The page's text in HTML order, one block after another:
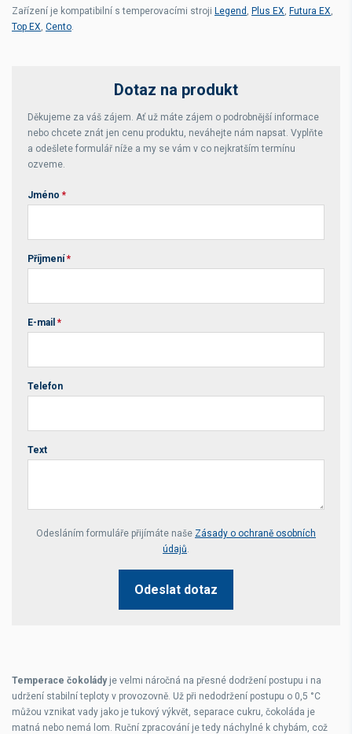
Zařízení je kompatibilní s temperovacími stroji Legend , Plus EX, Futura EX,
Top EX, Cento.
Dotaz na produkt
Děkujeme za váš zájem. Ať už máte zájem o podrobnější informace
nebo chcete znát jen cenu produktu, neváhejte nám napsat. Vyplňte
a odešlete formulář níže a my se vám v co nejkratším termínu
ozveme.
Jméno *
Příjmení *
E-mail *
Telefon
Text
Your website *
Odesláním formuláře přijímáte naše Zásady o ochraně osobních
údajů.
Odeslat dotaz
Temperace čokoládyje velmi náročná na přesné dodržení postupu i na
udržení stabilní teploty v provozovně. Už při nedodržení postupu o 0,5 °C
můžou vznikat vady jako je tukový výkvět, separace cukru, čokoláda je
matná nebo nemá lom. Ruční zpracování je tedy náchylné k chybám, což